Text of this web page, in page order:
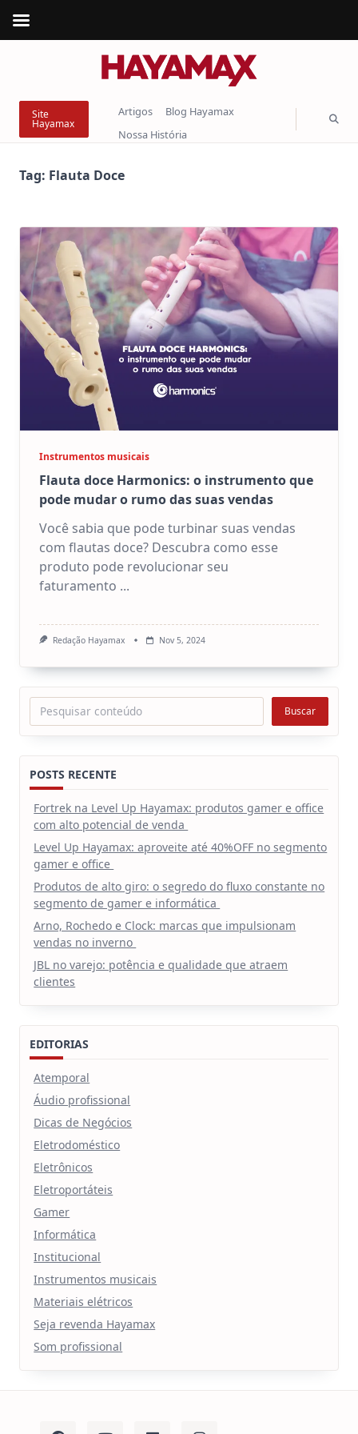
Site
Hayamax
Artigos
Blog Hayamax
Nossa História
Tag: Flauta Doce
Instrumentos musicais
Flauta doce Harmonics: o instrumento que
pode mudar o rumo das suas vendas
Você sabia que pode turbinar suas vendas
com flautas doce? Descubra como esse
produto pode revolucionar seu
faturamento ...
Redação Hayamax Nov 5, 2024
Pesquisar Buscar
POSTS RECENTE
Fortrek na Level Up Hayamax: produtos gamer e office
com alto potencial de venda
Level Up Hayamax: aproveite até 40%OFF no segmento
gamer e office
Produtos de alto giro: o segredo do fluxo constante no
segmento de gamer e informática
Arno, Rochedo e Clock: marcas que impulsionam
vendas no inverno
JBL no varejo: potência e qualidade que atraem
clientes
EDITORIAS
Atemporal
Áudio profissional
Dicas de Negócios
Eletrodoméstico
Eletrônicos
Eletroportáteis
Gamer
Informática
Institucional
Instrumentos musicais
Materiais elétricos
Seja revenda Hayamax
Som profissional